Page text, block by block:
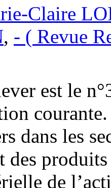
Claire
, - ( Revue
est le
dans les
des
de